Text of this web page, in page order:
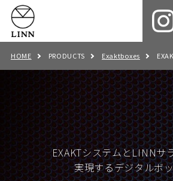
HOME PRODUCTS Exaktboxes
EXAKTシステムとLINNサ
実現するデジタルボ